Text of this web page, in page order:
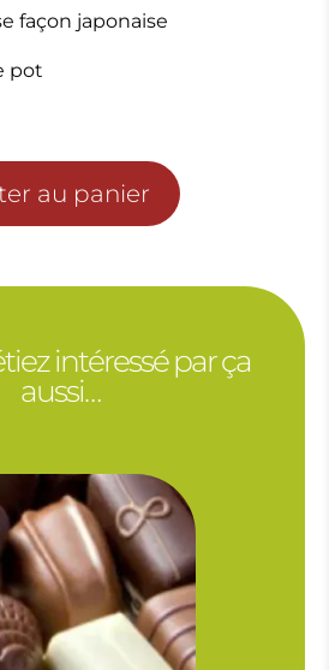
façon japonaise
pot
au panier
intéressé par ça
aussi…